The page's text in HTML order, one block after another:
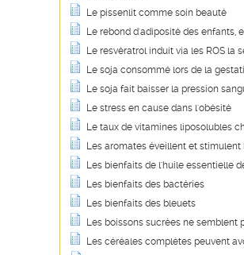
Le pissenlit comme soin beauté
Le rebond d'adiposité des enfants,
Le resvératrol induit via les ROS la
Le soja consommé lors de la
Le soja fait baisser la pression
Le stress en cause dans l'obésité
Le taux de vitamines liposolubles
Les aromates éveillent et stimulent
Les bienfaits de l'huile essentielle
Les bienfaits des bactéries
Les bienfaits des bleuets
Les boissons sucrées ne
Les céréales complètes peuvent